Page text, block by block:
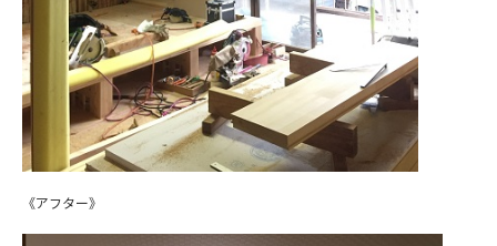
《アフター》